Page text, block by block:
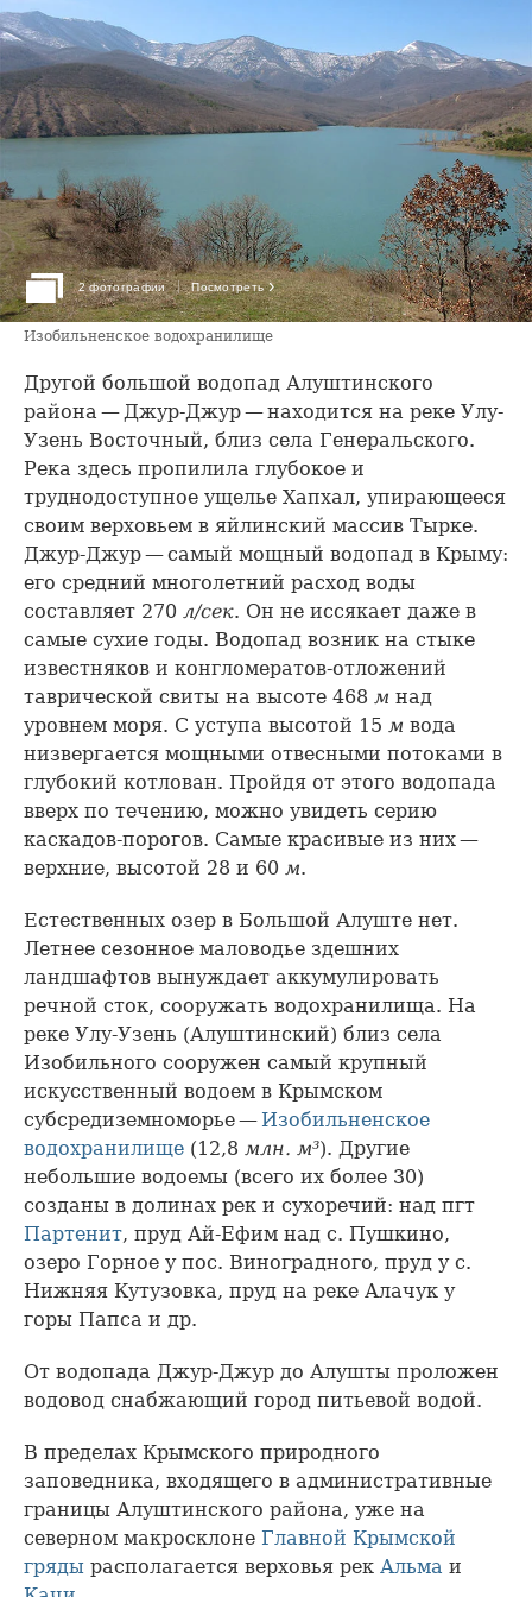
2 фотографии Посмотреть ›
Изобильненское водохранилище
Другой большой водопад Алуштинского
района — Джур-Джур — находится на реке Улу-
Узень Восточный, близ села Генеральского.
Река здесь пропилила глубокое и
труднодоступное ущелье Хапхал, упирающееся
своим верховьем в яйлинский массив Тырке.
Джур-Джур — самый мощный водопад в Крыму:
его средний многолетний расход воды
составляет 270 л/сек. Он не иссякает даже в
самые сухие годы. Водопад возник на стыке
известняков и конгломератов-отложений
таврической свиты на высоте 468 м над
уровнем моря. С уступа высотой 15 м вода
низвергается мощными отвесными потоками в
глубокий котлован. Пройдя от этого водопада
вверх по течению, можно увидеть серию
каскадов-порогов. Самые красивые из них —
верхние, высотой 28 и 60 м.
Естественных озер в Большой Алуште нет.
Летнее сезонное маловодье здешних
ландшафтов вынуждает аккумулировать
речной сток, сооружать водохранилища. На
реке Улу-Узень (Алуштинский) близ села
Изобильного сооружен самый крупный
искусственный водоем в Крымском
субсредиземноморье — Изобильненское
водохранилище (12,8 млн. м³). Другие
небольшие водоемы (всего их более 30)
созданы в долинах рек и сухоречий: над пгт
Партенит, пруд Ай-Ефим над с. Пушкино,
озеро Горное у пос. Виноградного, пруд у с.
Нижняя Кутузовка, пруд на реке Алачук у
горы Папса и др.
От водопада Джур-Джур до Алушты проложен
водовод снабжающий город питьевой водой.
В пределах Крымского природного
заповедника, входящего в административные
границы Алуштинского района, уже на
северном макросклоне Главной Крымской
гряды располагается верховья рек Альма и